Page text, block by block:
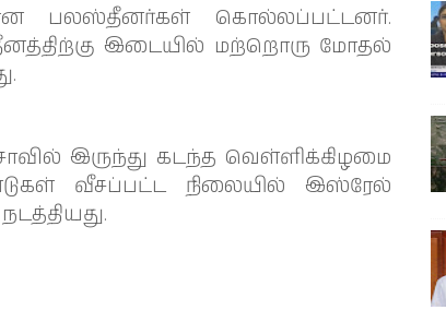
பலஸ்தீனர்கள் கொல்லப்பட்டனர்.
இடையில் மற்றொரு மோதல்
இருந்து கடந்த வெள்ளிக்கிழமை
வீசப்பட்ட நிலையில் இஸ்ரேல்